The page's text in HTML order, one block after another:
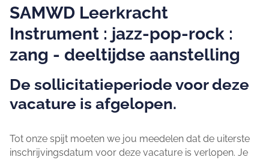
SAMWD Leerkracht
Instrument : jazz-pop-rock :
zang - deeltijdse aanstelling
De sollicitatieperiode voor deze
vacature is afgelopen.
Tot onze spijt moeten we jou meedelen dat de uiterste
inschrijvingsdatum voor deze vacature is verlopen. Je